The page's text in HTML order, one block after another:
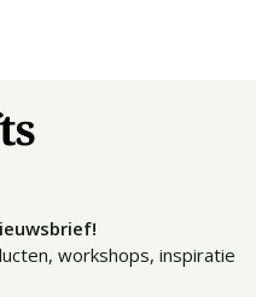
workshops, inspiratie